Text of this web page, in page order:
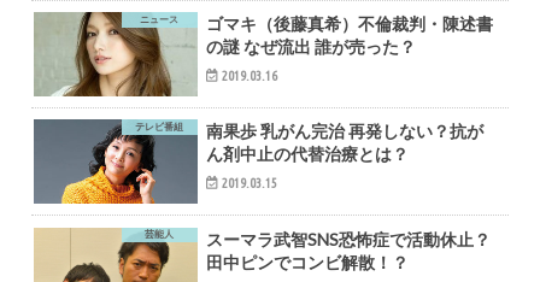
ニュース
ゴマキ（後藤真希）不倫裁判・陳述書
の謎 なぜ流出 誰が売った？
2019.03.16
テレビ番組
南果歩 乳がん完治 再発しない？抗が
ん剤中止の代替治療とは？
2019.03.15
芸能人
スーマラ武智SNS恐怖症で活動休止？
田中ピンでコンビ解散！？